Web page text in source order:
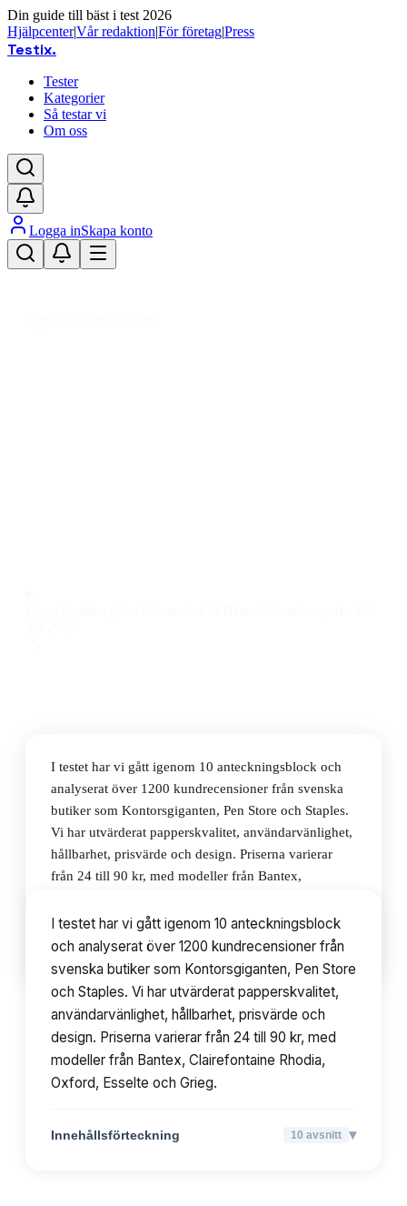
Din guide till bäst i test 2026
Hjälpcenter|Vår redaktion|För företag|Press
Testix.
Tester
Kategorier
Så testar vi
Om oss
Logga inSkapa konto
I testet har vi gått igenom 10 anteckningsblock och
analyserat över 1200 kundrecensioner från svenska
butiker som Kontorsgiganten, Pen Store och Staples.
Vi har utvärderat papperskvalitet, användarvänlighet,
hållbarhet, prisvärde och design. Priserna varierar
från 24 till 90 kr, med modeller från Bantex,
Innehållsförteckning 10avsnitt
I testet har vi gått igenom 10 anteckningsblock
och analyserat över 1200 kundrecensioner från
svenska butiker som Kontorsgiganten, Pen Store
och Staples. Vi har utvärderat papperskvalitet,
användarvänlighet, hållbarhet, prisvärde och
design. Priserna varierar från 24 till 90 kr, med
modeller från Bantex, Clairefontaine Rhodia,
Oxford, Esselte och Grieg.
Innehållsförteckning 10 avsnitt ▾